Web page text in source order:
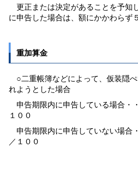
更正または決定があることを予知
に申告した場合は、額にかかわらず
重加算金
○二重帳簿などによって、仮装隠
れようとした場合
申告期限内に申告している場合・
１００
申告期限内に申告していない場合
／１００